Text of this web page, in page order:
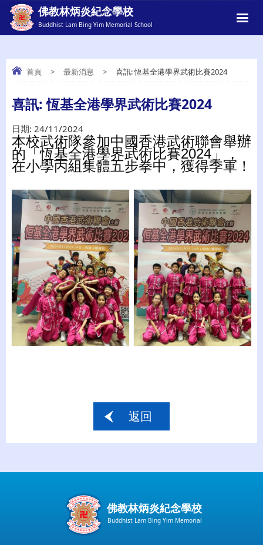
佛教林炳炎紀念學校
Buddhist Lam Bing Yim Memorial School
喜訊: 恆基全港學界武術比賽2024
首頁 > 最新消息 > 喜訊: 恆基全港學界武術比賽2024
喜訊: 恆基全港學界武術比賽2024
日期: 24/11/2024
本校武術隊參加中國香港武術聯會舉辦
的「恆基全港學界武術比賽2024」，
在小學丙組集體五步拳中，獲得季軍！
返回
佛教林炳炎紀念學校
Buddhist Lam Bing Yim Memorial